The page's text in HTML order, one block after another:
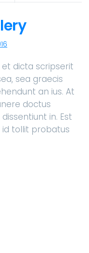
dicta scripserit
sea graecis
an ius. At
doctus
in. Est
tollit probatus